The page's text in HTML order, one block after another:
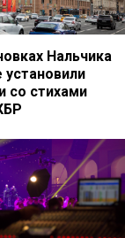
Нальчика
со стихами